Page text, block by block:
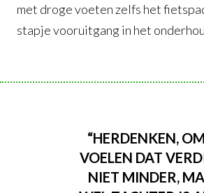
met droge voeten zelfs het
stapje vooruitgang in het
“HERDENKEN,
VOELEN DAT
NIET MINDER,